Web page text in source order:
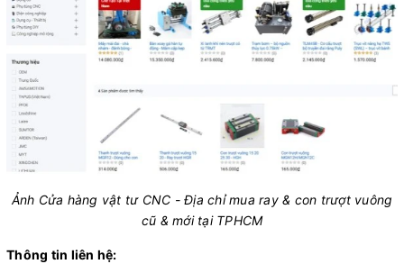
Ảnh Cửa hàng vật tư CNC - Địa chỉ mua ray & con trượt vuông
cũ & mới tại TPHCM
Thông tin liên hệ: